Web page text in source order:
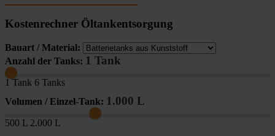
Kostenrechner Öltankentsorgung
Bauart / Material:
Anzahl der Tanks: 1 Tank
1 Tank 6 Tanks
Volumen / Einzel-Tank: 1.000 L
500 L 2.000 L